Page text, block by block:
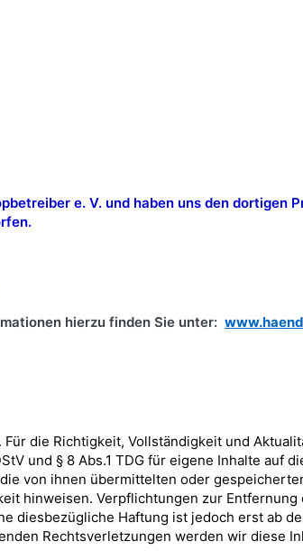
e. V. und haben uns den dortigen
hierzu finden Sie unter:
die Richtigkeit, Vollständigkeit und
und § 8 Abs.1 TDG für eigene Inhalte auf
von ihnen übermittelten oder
hinweisen. Verpflichtungen zur
diesbezügliche Haftung ist jedoch erst ab
Rechtsverletzungen werden wir diese